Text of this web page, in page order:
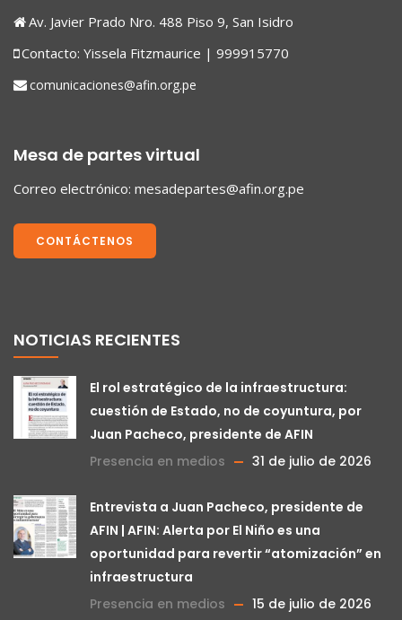
Av. Javier Prado Nro. 488 Piso 9, San Isidro
Contacto: Yissela Fitzmaurice | 999915770
comunicaciones@afin.org.pe
Mesa de partes virtual
Correo electrónico: mesadepartes@afin.org.pe
CONTÁCTENOS
NOTICIAS RECIENTES
El rol estratégico de la infraestructura:
cuestión de Estado, no de coyuntura, por
Juan Pacheco, presidente de AFIN
Presencia en medios
31 de julio de 2026
Entrevista a Juan Pacheco, presidente de
AFIN | AFIN: Alerta por El Niño es una
oportunidad para revertir “atomización” en
infraestructura
Presencia en medios
15 de julio de 2026